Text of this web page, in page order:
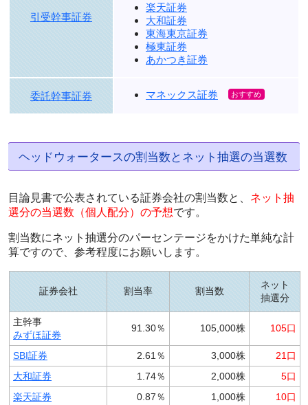
引受幹事証券
楽天証券
大和証券
東海東京証券
極東証券
あかつき証券
委託幹事証券 マネックス証券
ヘッドウォータースの割当数とネット抽選の当選数
目論見書で公表されている証券会社の割当数と、 ネット抽
選分の当選数（個人配分）の予想です。
割当数にネット抽選分のパーセンテージをかけた単純な計
算ですので、参考程度にお願いします。
証券会社 割当率 割当数
ネット
抽選分
主幹事
みずほ証券
91.30％ 105,000株 105口
SBI証券 2.61％ 3,000株
21口
大和証券
1.74％ 2,000株
5口
楽天証券
0.87％ 1,000株 10口